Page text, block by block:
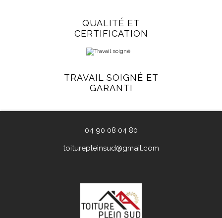
QUALITÉ ET
CERTIFICATION
TRAVAIL SOIGNÉ ET
GARANTI
04 90 08 04 80
toiturepleinsud@gmail.com